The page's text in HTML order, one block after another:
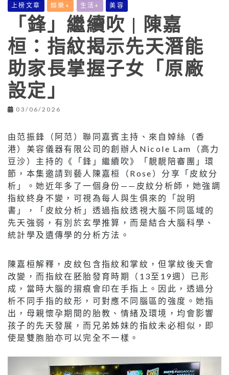
上榜文章 娛樂+ 生活+ 美容
「鋒」繼續吹 | 陳嘉
桓：指紋揭示先天潛能
助家長掌握子女「原廠
設定」
03/06/2026
由范振鋒（阿范）聯同嘉賓主持、來自婥絲（香
港）美容儀器有限公司的創辦人Nicole Lam（高力
豆沙）主持的《「鋒」繼續吹》「靚靚陪審團」環
節，本集邀請到藝人陳嘉桓（Rose）分享「皮紋分
析」。她近年多了一個身份——皮紋分析師，她強調
指紋終身不變，可視為每人與生俱來的「說明
書」，「皮紋分析」透過指紋透視大腦不同區域的
先天強弱，有別於玄學推算，而是結合大腦科學、
統計學及遺傳學的分析方法。
陳嘉桓解釋，皮紋包含指紋和掌紋，但掌紋後天會
改變，而指紋在胚胎發育時期（13至19週）已形
成，當時大腦的摺痕會印在手指上。因此，透過分
析不同手指的紋形，可對應不同腦區的強度。她指
出，母親懷孕期間的胎教、情緒及環境，均會影響
孩子的先天發展，而兄弟姊妹的指紋未必相似，即
使是雙胞胎亦可以完全不一樣。